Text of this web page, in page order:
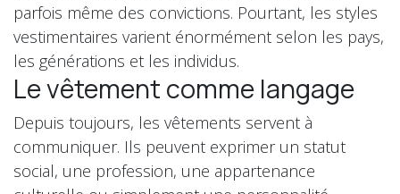
parfois même des convictions. Pourtant, les styles
vestimentaires varient énormément selon les pays,
les générations et les individus.
Le vêtement comme langage
Depuis toujours, les vêtements servent à
communiquer. Ils peuvent exprimer un statut
social, une profession, une appartenance